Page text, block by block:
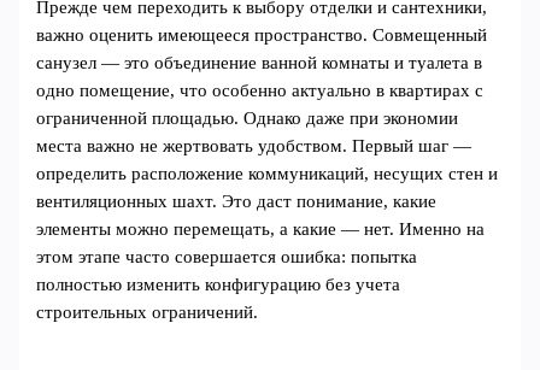
Прежде чем переходить к выбору отделки и сантехники,
важно оценить имеющееся пространство. Совмещенный
санузел — это объединение ванной комнаты и туалета в
одно помещение, что особенно актуально в квартирах с
ограниченной площадью. Однако даже при экономии
места важно не жертвовать удобством. Первый шаг —
определить расположение коммуникаций, несущих стен и
вентиляционных шахт. Это даст понимание, какие
элементы можно перемещать, а какие — нет. Именно на
этом этапе часто совершается ошибка: попытка
полностью изменить конфигурацию без учета
строительных ограничений.